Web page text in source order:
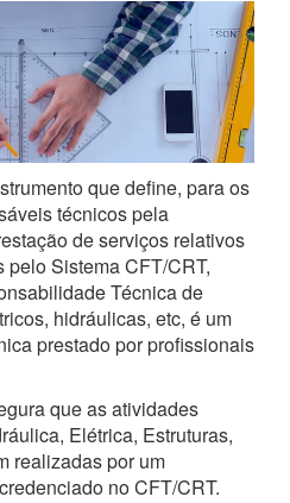
que define, para os
técnicos pela
de serviços relativos
Sistema CFT/CRT,
Técnica de
hidráulicas, etc, é um
prestado por profissionais
que as atividades
Elétrica, Estruturas,
realizadas por um
no CFT/CRT.